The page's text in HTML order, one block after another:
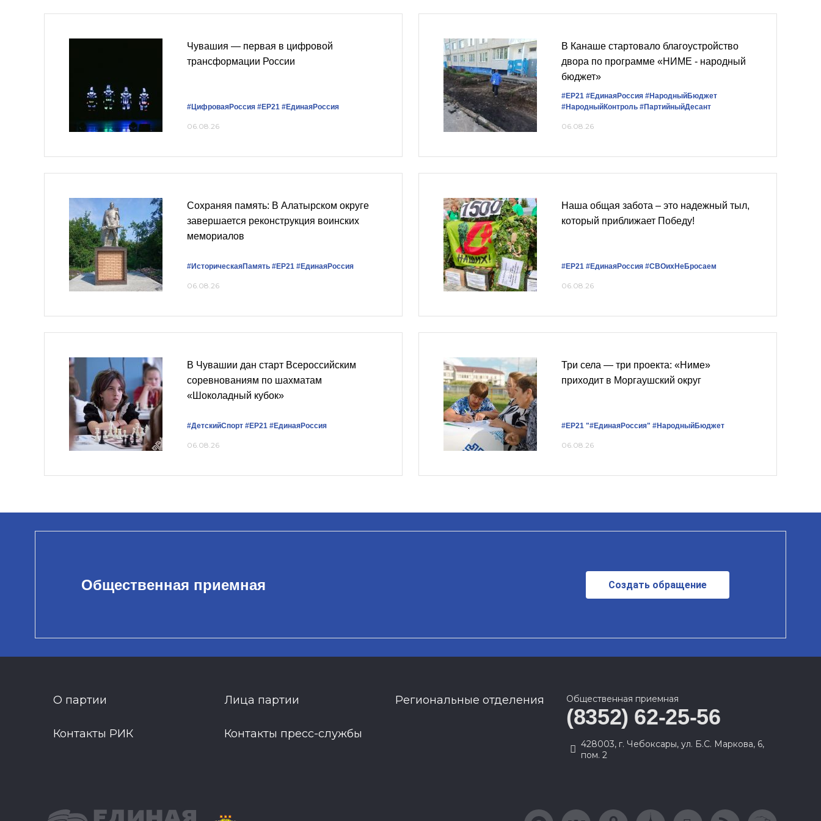
Чувашия — первая в цифровой
трансформации России
#ЦифроваяРоссия #ЕР21 #ЕдинаяРоссия
06.08.26
В Канаше стартовало благоустройство
двора по программе «НИМЕ - народный
бюджет»
#ЕР21 #ЕдинаяРоссия #НародныйБюджет
#НародныйКонтроль #ПартийныйДесант
06.08.26
Сохраняя память: В Алатырском округе
завершается реконструкция воинских
мемориалов
#ИсторическаяПамять #ЕР21 #ЕдинаяРоссия
06.08.26
Наша общая забота – это надежный тыл,
который приближает Победу!
#ЕР21 #ЕдинаяРоссия #СВОихНеБросаем
06.08.26
В Чувашии дан старт Всероссийским
соревнованиям по шахматам
«Шоколадный кубок»
#ДетскийСпорт #ЕР21 #ЕдинаяРоссия
06.08.26
Три села — три проекта: «Ниме»
приходит в Моргаушский округ
#ЕР21 "#ЕдинаяРоссия" #НародныйБюджет
06.08.26
Общественная приемная Создать обращение
О партии Лица партии Региональные отделения
Контакты РИК Контакты пресс-службы
Общественная приемная
(8352) 62-25-56
428003, г. Чебоксары, ул. Б.С. Маркова, 6,
пом. 2